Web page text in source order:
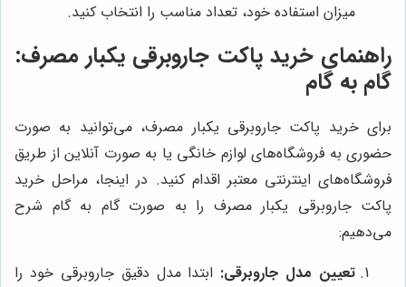
میزان استفاده خود، تعداد مناسب را انتخاب کنید.
راهنمای خرید پاکت جاروبرقی یکبار مصرف:
گام به گام
برای خرید پاکت جاروبرقی یکبار مصرف، می‌توانید به صورت
حضوری به فروشگاه‌های لوازم خانگی یا به صورت آنلاین از طریق
فروشگاه‌های اینترنتی معتبر اقدام کنید. در اینجا، مراحل خرید
پاکت جاروبرقی یکبار مصرف را به صورت گام به گام شرح
می‌دهیم:
تعیین مدل جاروبرقی: ابتدا مدل دقیق جاروبرقی خود را